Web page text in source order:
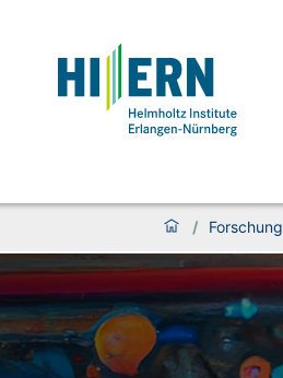
/ Forschung